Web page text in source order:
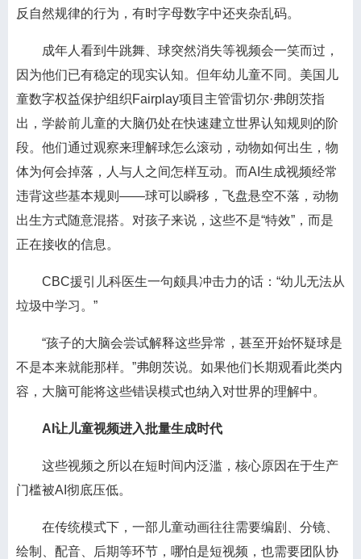
反自然规律的行为，有时字母数字中还夹杂乱码。
成年人看到牛跳舞、球突然消失等视频会一笑而过，
因为他们已有稳定的现实认知。但年幼儿童不同。美国儿
童数字权益保护组织Fairplay项目主管雷切尔·弗朗茨指
出，学龄前儿童的大脑仍处在快速建立世界认知规则的阶
段。他们通过观察来理解球怎么滚动，动物如何出生，物
体为何会掉落，人与人之间怎样互动。而AI生成视频经常
违背这些基本规则——球可以瞬移，飞盘悬空不落，动物
出生方式随意混搭。对孩子来说，这些不是“特效”，而是
正在接收的信息。
CBC援引儿科医生一句颇具冲击力的话：“幼儿无法从
垃圾中学习。”
“孩子的大脑会尝试解释这些异常，甚至开始怀疑球是
不是本来就能那样。”弗朗茨说。如果他们长期观看此类内
容，大脑可能将这些错误模式也纳入对世界的理解中。
AI让儿童视频进入批量生成时代
这些视频之所以在短时间内泛滥，核心原因在于生产
门槛被AI彻底压低。
在传统模式下，一部儿童动画往往需要编剧、分镜、
绘制、配音、后期等环节，哪怕是短视频，也需要团队协